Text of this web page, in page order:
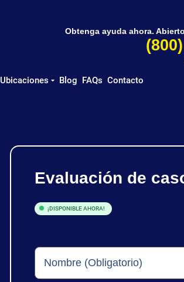
Ubicaciones Blog FAQs Contacto
Obtenga ayuda ahora.
Evaluación de
¡DISPONIBLE AHORA!